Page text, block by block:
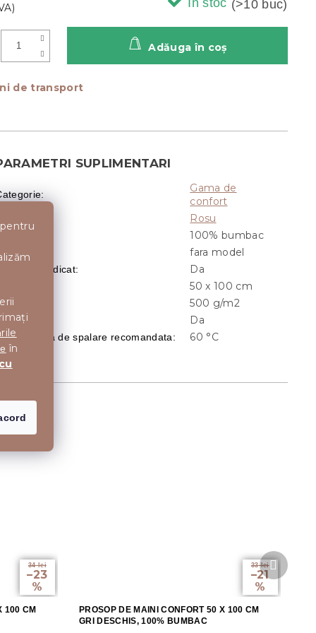
în
In stoc (>10 buc)
de transport
Adăuga în coş
34 lei
–23
%
100 CM
33 lei
–21
%
PROSOP DE MAINI CONFORT 50 X 100 CM
GRI DESCHIS, 100% BUMBAC
următor
SUPLIMENTARI
:
Gama de
confort
Rosu
Material 100% bumbac
Model fara model
Cu gramaj ridicat: Da
50 x 100 cm
500 g/m2
Da
de spalare recomandata: 60 °C